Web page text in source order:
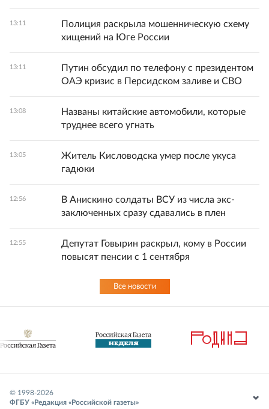
13:11
Полиция раскрыла мошенническую схему
хищений на Юге России
13:11
Путин обсудил по телефону с президентом
ОАЭ кризис в Персидском заливе и СВО
13:08
Названы китайские автомобили, которые
труднее всего угнать
13:05
Житель Кисловодска умер после укуса
гадюки
12:56
В Анискино солдаты ВСУ из числа экс-
заключенных сразу сдавались в плен
12:55
Депутат Говырин раскрыл, кому в России
повысят пенсии с 1 сентября
Все новости
© 1998-2026
ФГБУ «Редакция «Российской газеты»